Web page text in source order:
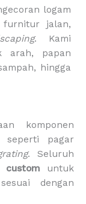
logam
furnitur jalan,
. Kami
arah, papan
hingga
komponen
seperti pagar
. Seluruh
custom untuk
dengan